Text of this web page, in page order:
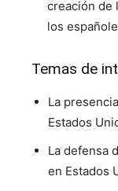
creación de
los
Temas de
La
Estados
La defensa
en Estados